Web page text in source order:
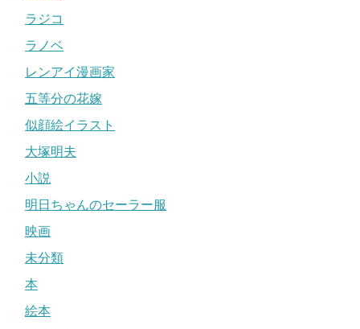
ラジコ
ラノベ
レンアイ漫画家
五等分の花嫁
似顔絵イラスト
大塚明夫
小説
明日ちゃんのセーラー服
映画
未分類
本
絵本